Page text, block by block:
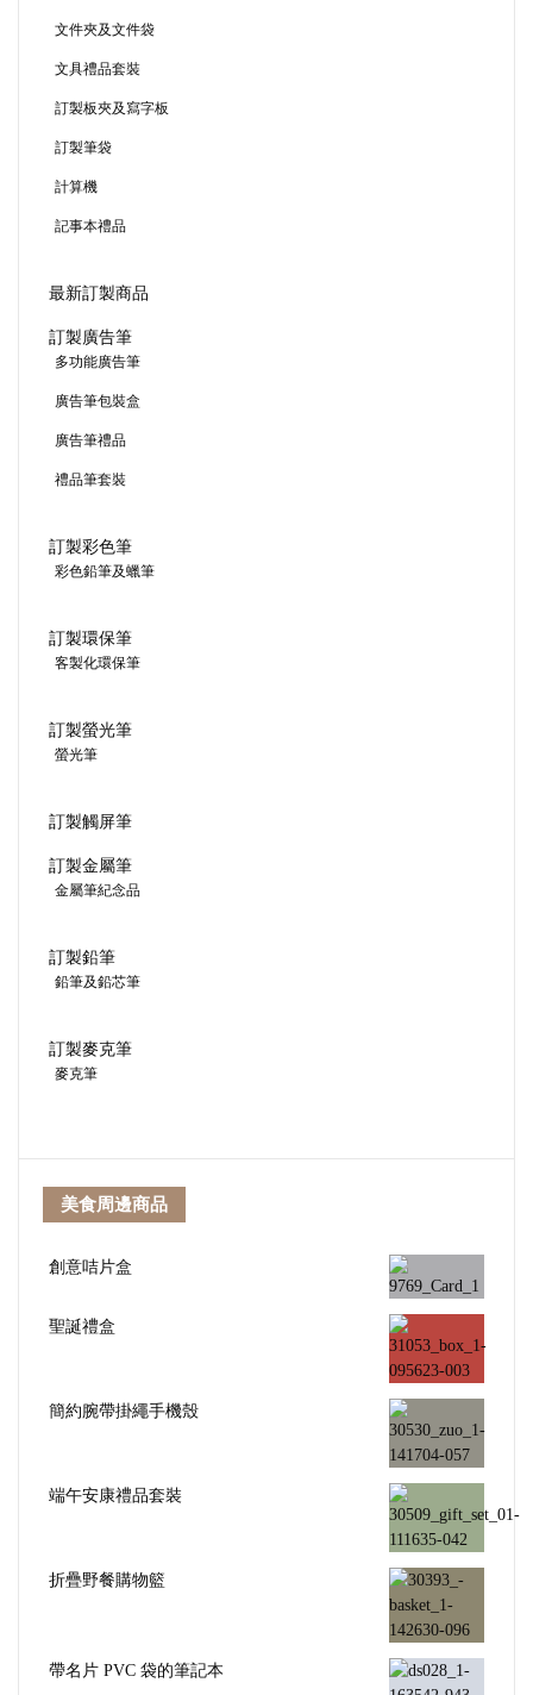
文件夾及文件袋
文具禮品套裝
訂製板夾及寫字板
訂製筆袋
計算機
記事本禮品
最新訂製商品
訂製廣告筆
多功能廣告筆
廣告筆包裝盒
廣告筆禮品
禮品筆套裝
訂製彩色筆
彩色鉛筆及蠟筆
訂製環保筆
客製化環保筆
訂製螢光筆
螢光筆
訂製觸屏筆
訂製金屬筆
金屬筆紀念品
訂製鉛筆
鉛筆及鉛芯筆
訂製麥克筆
麥克筆
美食周邊商品
創意咭片盒
聖誕禮盒
簡約腕帶掛繩手機殼
端午安康禮品套裝
折疊野餐購物籃
帶名片 PVC 袋的筆記本